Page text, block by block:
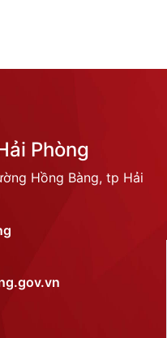
Phòng
Hồng Bàng, tp Hải